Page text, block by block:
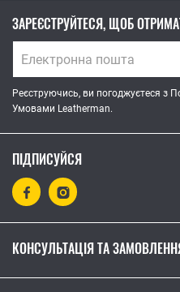
ЗАРЕЄСТРУЙТЕСЯ, ЩОБ
Реєструючись, ви погоджуєтеся з
Умовами Leatherman.
ПІДПИСУЙСЯ
КОНСУЛЬТАЦІЯ ТА